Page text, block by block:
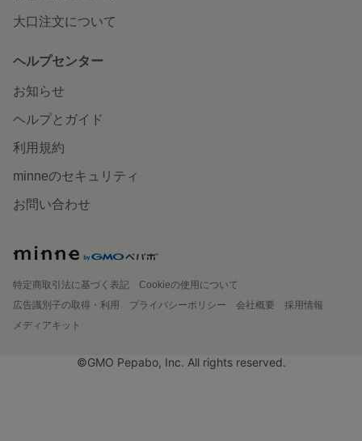
大口注文について
ヘルプセンター
お知らせ
ヘルプとガイド
利用規約
minneのセキュリティ
お問い合わせ
特定商取引法に基づく表記
Cookieの使用について
広告識別子の取得・利用
プライバシーポリシー 会社概要
採用情報
メディアキット
©GMO Pepabo, Inc. All rights reserved.